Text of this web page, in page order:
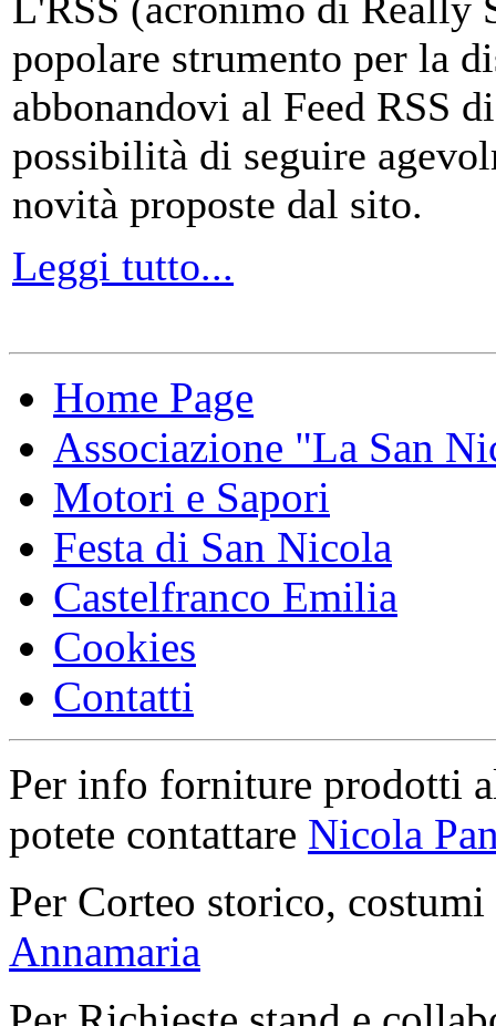
popolare strumento per la
abbonandovi al Feed RSS
possibilità di seguire
novità proposte dal sito.
Leggi tutto...
Home Page
Associazione "La San
Motori e Sapori
Festa di San Nicola
Castelfranco Emilia
Cookies
Contatti
Per info forniture prodotti
potete contattare Nicola
Per Corteo storico,
Annamaria